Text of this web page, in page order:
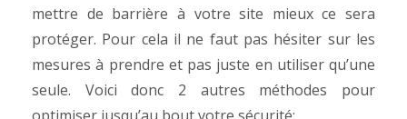
mettre de barrière à votre site mieux ce sera
protéger. Pour cela il ne faut pas hésiter sur les
mesures à prendre et pas juste en utiliser qu’une
seule. Voici donc 2 autres méthodes pour